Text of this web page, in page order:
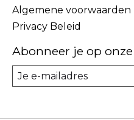
Algemene voorwaarden
Privacy Beleid
Abonneer je op